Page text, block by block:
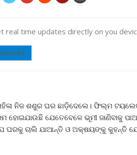
real time updates directly on you
ନିଜ ଶଶୁର ଘର ଛାଡ଼ିଦେଲେ। ଫିଲ୍ମ
ହୋଇଯାଉଛି ଯେତେବେଳେ ଭୂମୀ ଜାଣିବାକୁ
ଘରକୁ ଚାଲି ଯାଆନ୍ତି ଓ ଅକ୍ଷୟଙ୍କୁ କୁହନ୍ତି